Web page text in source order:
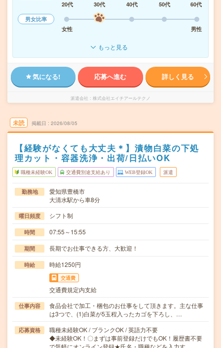
20代
30代 40代 50代
60代
男女比率
女性
男性
もっと見る
気になる! 応募へ進む 詳しく見る
派遣会社 株式会社エイチアールテクノ
未読 掲載日 2026/08/05
【経験がなくても大丈夫＊】漬物白菜の下処
理カット・容器洗浄・出荷/日払いOK
職種未経験OK 交通費別途支給あり WEB登録OK 派遣
勤務地
愛知県豊橋市
大清水駅から車8分
曜日頻度 シフト制
時間 07:55～15:55
期間 長期でお仕事できる方、大歓迎！
時給 時給1250円
交通費
交通費規定内支給
仕事内容
食品会社で加工・梱包のお仕事をして頂きます。主な仕事
は3つで、(1)白菜が5玉程入ったカゴを下ろし、…
応募資格
職種未経験OK / ブランクOK / 英語力不要
◆未経験OK！〇まずは事前登録だけでもOK！履歴書不要
で気軽にオンライン登録★氏名・職種などを入力す…